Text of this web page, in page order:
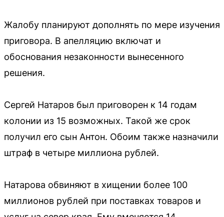
Жалобу планируют дополнять по мере изучения
приговора. В апелляцию включат и
обоснования незаконности вынесенного
решения.
Сергей Натаров был приговорен к 14 годам
колонии из 15 возможных. Такой же срок
получил его сын Антон. Обоим также назначили
штраф в четыре миллиона рублей.
Натарова обвиняют в хищении более 100
миллионов рублей при поставках товаров и